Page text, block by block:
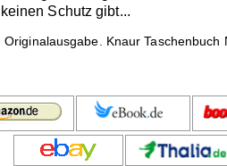
Schutz gibt...
Originalausgabe. Knaur Taschenbuch